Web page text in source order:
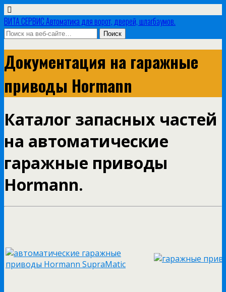
ВИТА СЕРВИС Автоматика для ворот, дверей, шлагбаумов.
Документация на гаражные
приводы Hormann
Каталог запасных частей
на автоматические
гаражные приводы
Hormann.